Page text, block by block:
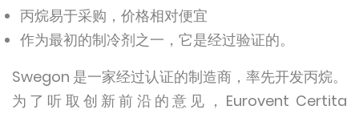
丙烷易于采购，价格相对便宜
作为最初的制冷剂之一，它是经过验证的。
Swegon 是一家经过认证的制造商，率先开发丙烷。
为了听取创新前沿的意见，Eurovent Certita